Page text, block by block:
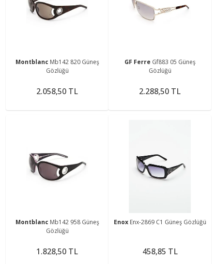
Montblanc Mb142 820 Güneş
Gözlüğü
2.058,50 TL
GF Ferre Gf883 05 Güneş
Gözlüğü
2.288,50 TL
Montblanc Mb142 958 Güneş
Gözlüğü
1.828,50 TL
Enox Enx-2869 C1 Güneş Gözlüğü
458,85 TL